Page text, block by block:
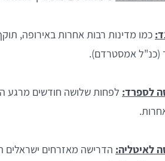
(כנ"ל אמסטרדם).
לספרד: לפחות שלושה חודשים מרגע
לאיטליה: הדרישה מאזרחים